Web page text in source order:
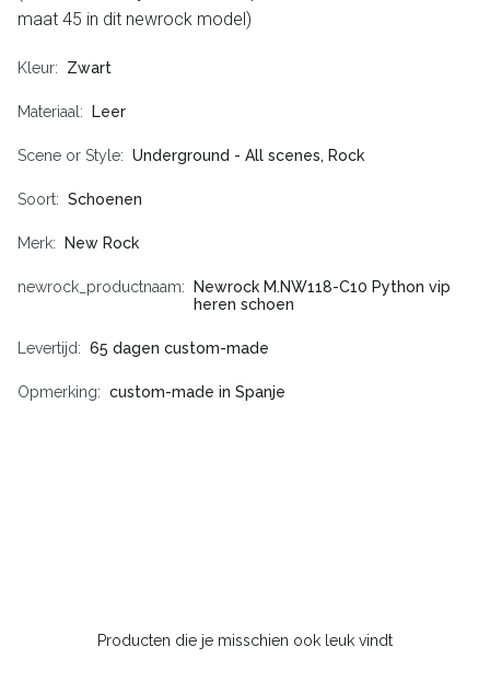
maat 45 in dit newrock model)
Kleur Zwart
Materiaal Leer
Scene or Style Underground - All scenes, Rock
Soort Schoenen
Merk New Rock
newrock_productnaam
Newrock M.NW118-C10 Python vip
heren schoen
Levertijd 65 dagen custom-made
Opmerking custom-made in Spanje
Producten die je misschien ook leuk vindt